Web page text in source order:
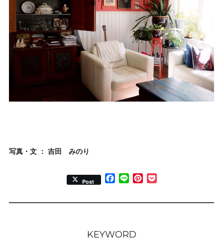
写真・文 ： 吉田 みのり
Post Facebook
Line Pinterest
KEYWORD